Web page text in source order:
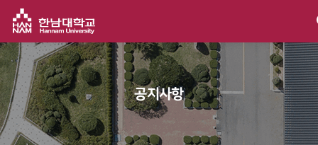
공지사항